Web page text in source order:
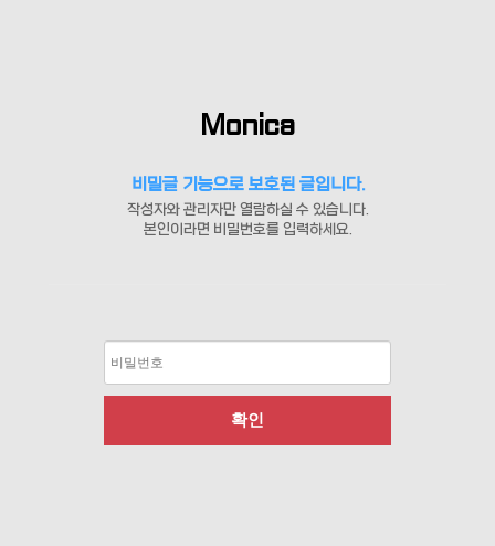
Monica
비밀글 기능으로 보호된 글입니다.
작성자와 관리자만 열람하실 수 있습니다.
본인이라면 비밀번호를 입력하세요.